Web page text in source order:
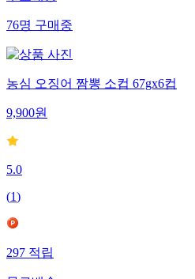
76명구매중
농심 오징어 짬뽕 소컵 67gx6컵
9,900원
5.0
(1)
297적립